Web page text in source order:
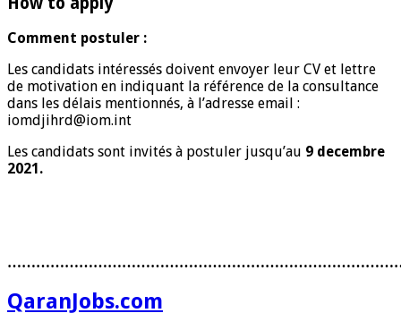
Comment postuler :
Les candidats intéressés doivent envoyer leur CV et lettre
de motivation en indiquant la référence de la consultance
dans les délais mentionnés, à l’adresse email :
iomdjihrd@iom.int
Les candidats sont invités à postuler jusqu’au 9 decembre
2021.
QaranJobs.com